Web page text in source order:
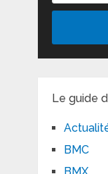
Le guide
BMC